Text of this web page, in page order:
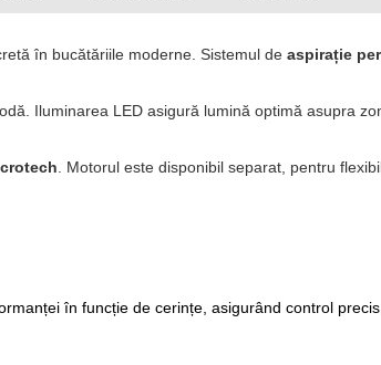
în bucătăriile moderne. Sistemul de aspirație
Iluminarea LED asigură lumină optimă asupra
. Motorul este disponibil separat, pentru
în funcție de cerințe, asigurând control